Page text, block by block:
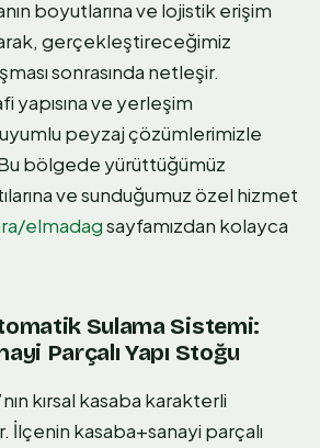
boyutlarına ve lojistik erişim
gerçekleştireceğimiz
sonrasında netleşir.
yapısına ve yerleşim
peyzaj çözümlerimizle
bölgede yürüttüğümüz
ve sunduğumuz özel hizmet
elmadagsayfamızdan kolayca
Sulama Sistemi:
Parçalı Yapı Stoğu
kırsal kasaba karakterli
İlçenin kasaba+sanayi parçalı